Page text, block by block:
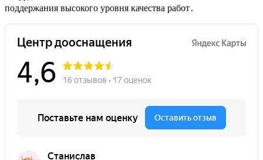
поддержания высокого уровня качества работ․